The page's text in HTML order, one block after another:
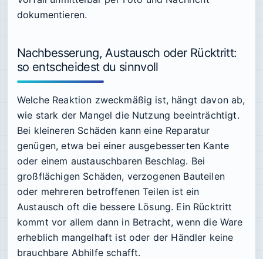
dokumentieren.
Nachbesserung, Austausch oder Rücktritt:
so entscheidest du sinnvoll
Welche Reaktion zweckmäßig ist, hängt davon ab,
wie stark der Mangel die Nutzung beeinträchtigt.
Bei kleineren Schäden kann eine Reparatur
genügen, etwa bei einer ausgebesserten Kante
oder einem austauschbaren Beschlag. Bei
großflächigen Schäden, verzogenen Bauteilen
oder mehreren betroffenen Teilen ist ein
Austausch oft die bessere Lösung. Ein Rücktritt
kommt vor allem dann in Betracht, wenn die Ware
erheblich mangelhaft ist oder der Händler keine
brauchbare Abhilfe schafft.